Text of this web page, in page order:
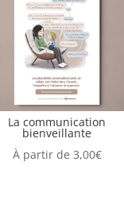
La communication
bienveillante
À partir de 3,00€